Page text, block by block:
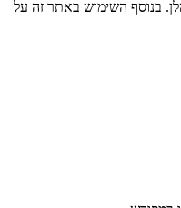
בנוסף השימוש באתר זה על